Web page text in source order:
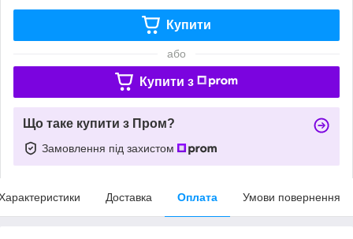
Купити
або
Купити з
Що таке купити з Пром?
Замовлення під захистом
Доставка Оплата Умови повернення